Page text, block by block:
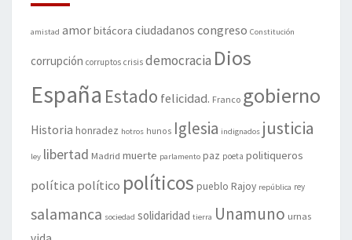
amistad amorbitácora ciudadanos congreso Constitución
corrupción corruptos crisis democracia Dios
España Estado felicidad. Franco gobierno
Historia honradez hotros hunos Iglesia indignados justicia
ley libertad Madrid muerte parlamento paz poeta politiqueros
política político políticos pueblo Rajoy república rey
salamanca sociedad solidaridad tierra Unamuno urnas